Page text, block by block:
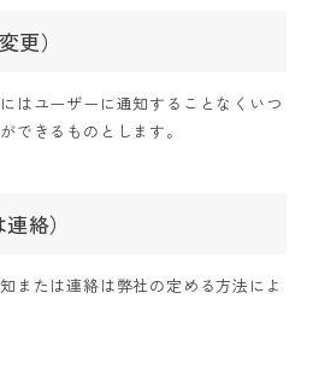
更）
はユーザーに通知することなくいつ
できるものとします。
絡）
または連絡は弊社の定める方法によ